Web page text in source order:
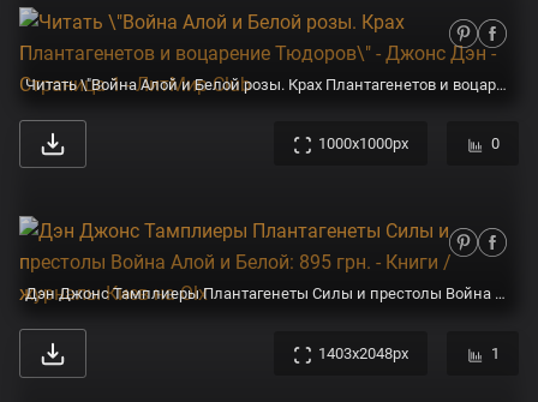
Читать \"Война Алой и Белой розы. Крах Плантагенетов и воцарение Тюдоров\" - Джонс Дэн - Страница 1 - ЛитМир Club
1000x1000px 0
Дэн Джонс Тамплиеры Плантагенеты Силы и престолы Война Алой и Белой: 895 грн. - Книги / журналы Киев на Olx
1403x2048px 1